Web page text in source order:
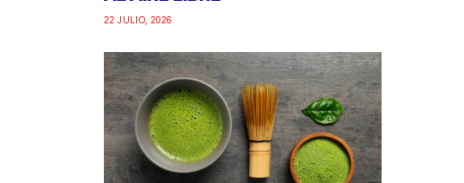
22 JULIO, 2026